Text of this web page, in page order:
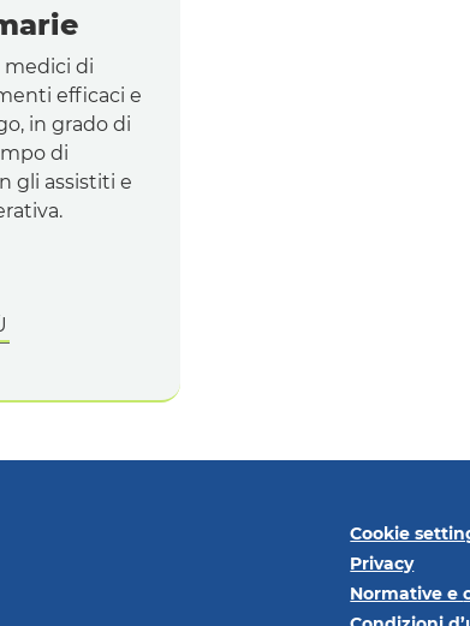
medici di
efficaci e
in grado di
di
gli assistiti e
Cookie
Privacy
Normative e